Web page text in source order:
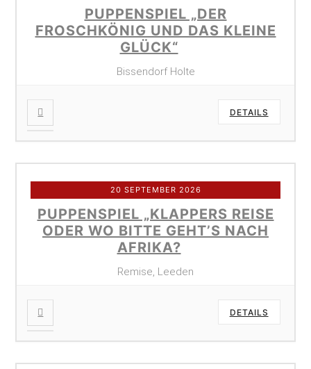
PUPPENSPIEL „DER
FROSCHKÖNIG UND DAS KLEINE
GLÜCK“
Bissendorf Holte
DETAILS
20 SEPTEMBER 2026
PUPPENSPIEL „KLAPPERS REISE
ODER WO BITTE GEHT’S NACH
AFRIKA?
Remise, Leeden
DETAILS